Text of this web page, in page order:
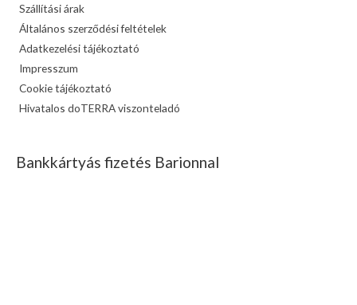
Szállítási árak
Általános szerződési feltételek
Adatkezelési tájékoztató
Impresszum
Cookie tájékoztató
Hivatalos doTERRA viszonteladó
Bankkártyás fizetés Barionnal